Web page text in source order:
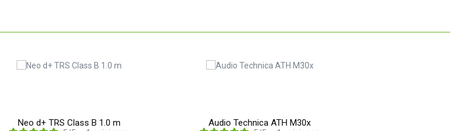
Neo d+ TRS Class B 1.0 m Audio Technica ATH M30x